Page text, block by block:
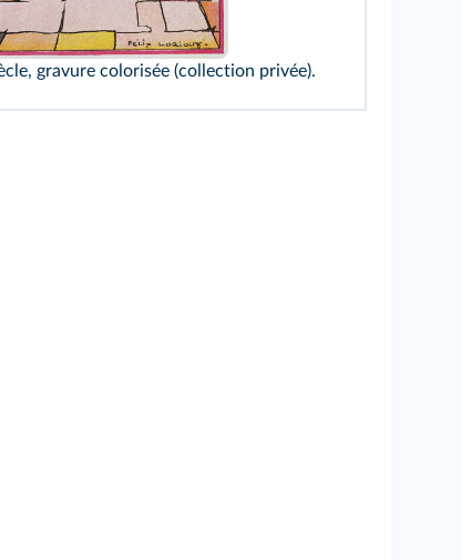
gravure colorisée (collection privée).